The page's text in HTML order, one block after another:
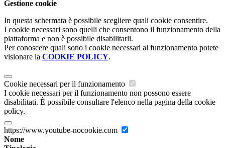
Gestione cookie
In questa schermata è possibile scegliere quali cookie consentire.
I cookie necessari sono quelli che consentono il funzionamento della
piattaforma e non è possibile disabilitarli.
Per conoscere quali sono i cookie necessari al funzionamento potete
visionare la COOKIE POLICY.
Cookie necessari per il funzionamento
I cookie necessari per il funzionamento non possono essere
disabilitati. È possibile consultare l'elenco nella pagina della cookie
policy.
https://www.youtube-nocookie.com
Nome